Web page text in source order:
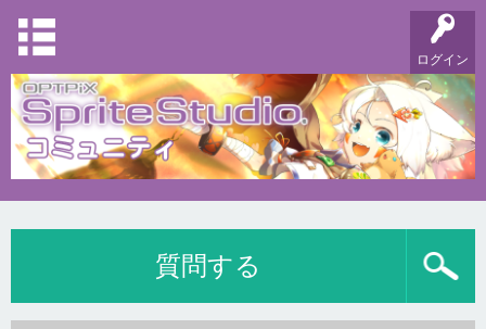
ログイン
質問する